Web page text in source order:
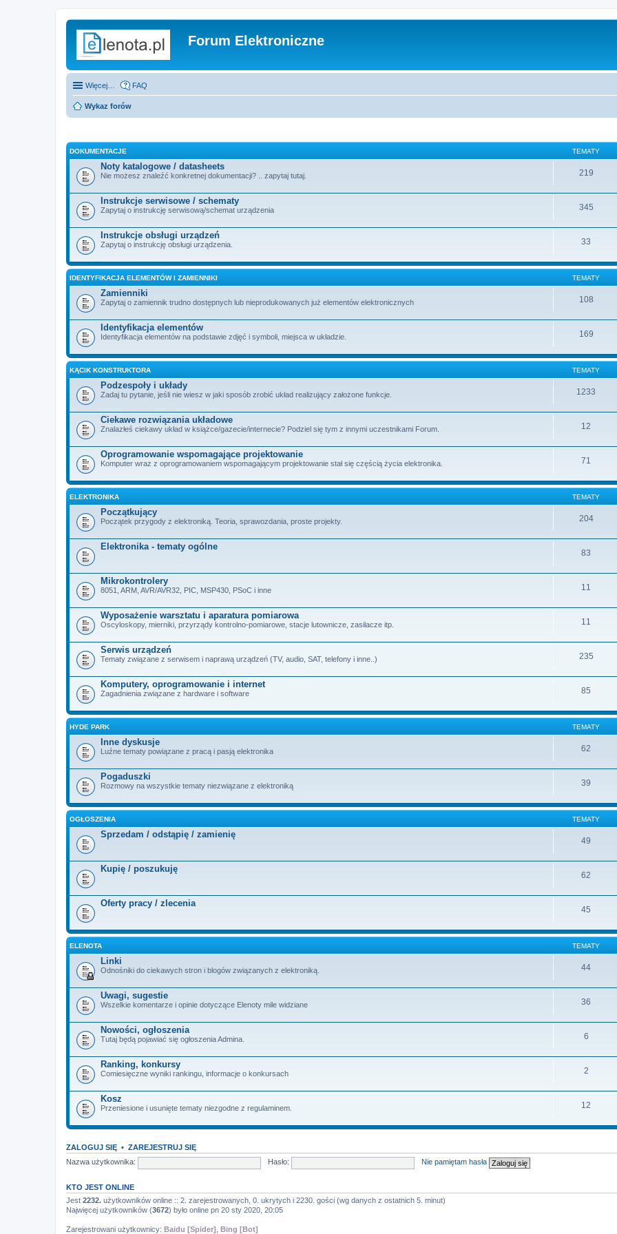
Forum Elektroniczne
Więcej… FAQ
Wykaz forów
DOKUMENTACJE TEMATY
Noty katalogowe / datasheets
Nie możesz znaleźć konkretnej dokumentacji? .. zapytaj tutaj. 219
Instrukcje serwisowe / schematy
Zapytaj o instrukcję serwisową/schemat urządzenia 345
Instrukcje obsługi urządzeń
Zapytaj o instrukcję obsługi urządzenia. 33
IDENTYFIKACJA ELEMENTÓW I ZAMIENNIKI TEMATY
Zamienniki
Zapytaj o zamiennik trudno dostępnych lub nieprodukowanych już elementów elektronicznych 108
Identyfikacja elementów
Identyfikacja elementów na podstawie zdjęć i symboli, miejsca w układzie. 169
KĄCIK KONSTRUKTORA TEMATY
Podzespoły i układy
Zadaj tu pytanie, jeśli nie wiesz w jaki sposób zrobić układ realizujący założone funkcje. 1233
Ciekawe rozwiązania układowe
Znalazłeś ciekawy układ w książce/gazecie/internecie? Podziel się tym z innymi uczestnikami Forum. 12
Oprogramowanie wspomagające projektowanie
Komputer wraz z oprogramowaniem wspomagającym projektowanie stał się częścią życia elektronika. 71
ELEKTRONIKA TEMATY
Początkujący
Początek przygody z elektroniką. Teoria, sprawozdania, proste projekty. 204
Elektronika - tematy ogólne
83
Mikrokontrolery
8051, ARM, AVR/AVR32, PIC, MSP430, PSoC i inne 11
Wyposażenie warsztatu i aparatura pomiarowa
Oscyloskopy, mierniki, przyrządy kontrolno-pomiarowe, stacje lutownicze, zasilacze itp. 11
Serwis urządzeń
Tematy związane z serwisem i naprawą urządzeń (TV, audio, SAT, telefony i inne..) 235
Komputery, oprogramowanie i internet
Zagadnienia związane z hardware i software 85
HYDE PARK TEMATY
Inne dyskusje
Luźne tematy powiązane z pracą i pasją elektronika 62
Pogaduszki
Rozmowy na wszystkie tematy niezwiązane z elektroniką 39
OGŁOSZENIA TEMATY
Sprzedam / odstąpię / zamienię
49
Kupię / poszukuję
62
Oferty pracy / zlecenia
45
ELENOTA TEMATY
Linki
Odnośniki do ciekawych stron i blogów związanych z elektroniką. 44
Uwagi, sugestie
Wszelkie komentarze i opinie dotyczące Elenoty mile widziane 36
Nowości, ogłoszenia
Tutaj będą pojawiać się ogłoszenia Admina. 6
Ranking, konkursy
Comiesięczne wyniki rankingu, informacje o konkursach 2
Kosz
Przeniesione i usunięte tematy niezgodne z regulaminem. 12
ZALOGUJ SIĘ • ZAREJESTRUJ SIĘ
Nazwa użytkownika:
Hasło: Nie pamiętam hasła
KTO JEST ONLINE
Jest 2232. użytkowników online :: 2. zarejestrowanych, 0. ukrytych i 2230. gości (wg danych z ostatnich 5. minut)
Najwięcej użytkowników (3672) było online pn 20 sty 2020, 20:05
Zarejestrowani użytkownicy: Baidu [Spider] Bing [Bot]